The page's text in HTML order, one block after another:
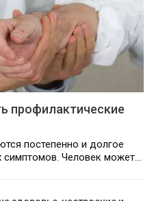
профилактические
постепенно и долгое
Человек может…